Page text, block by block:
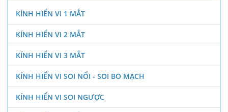
KÍNH HIỂN VI 1 MẮT
KÍNH HIỂN VI 2 MẮT
KÍNH HIỂN VI 3 MẮT
KÍNH HIỂN VI SOI NỔI - SOI BO MẠCH
KÍNH HIỂN VI SOI NGƯỢC